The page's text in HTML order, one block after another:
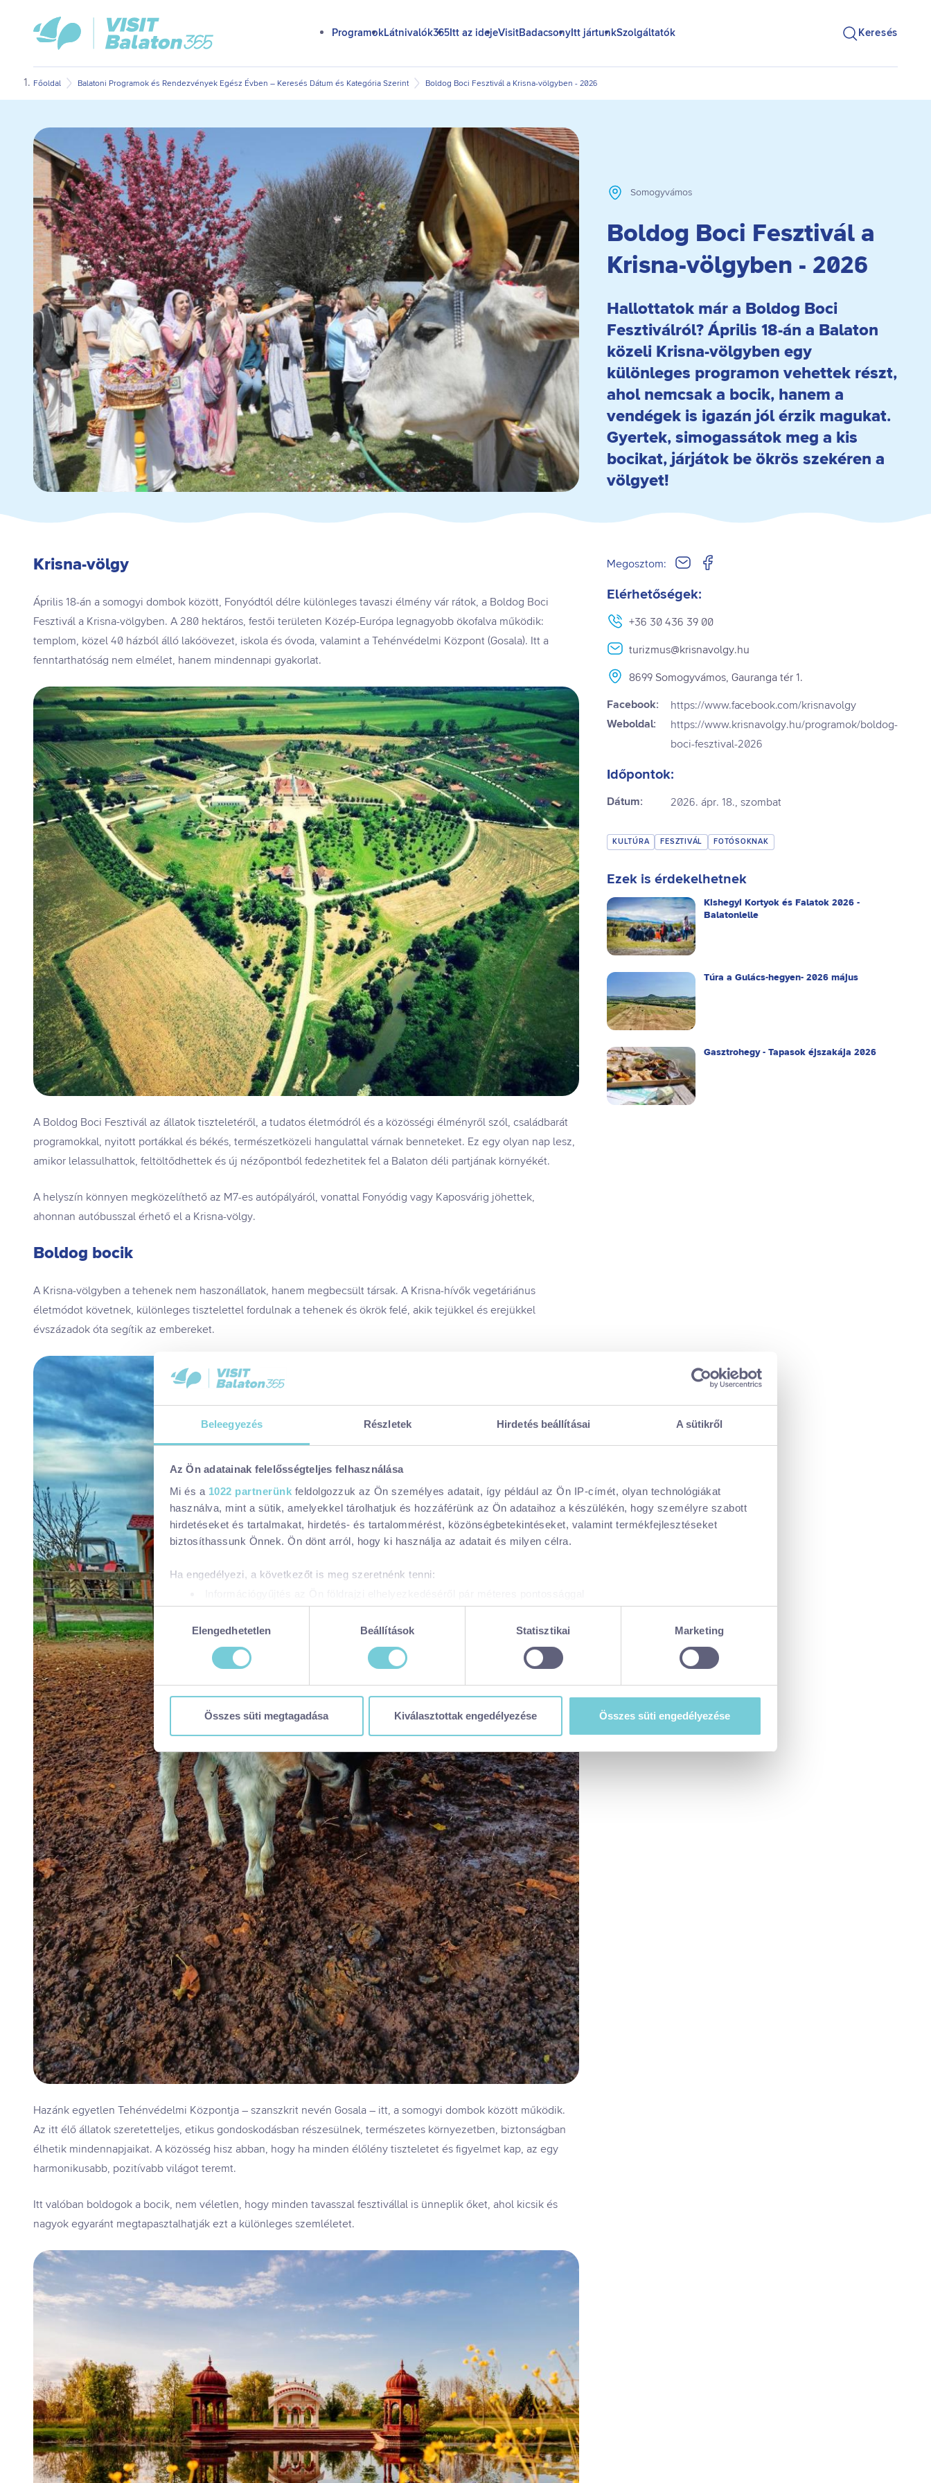
Beleegyezés Részletek Hirdetés beállításai A sütikről
Az Ön adatainak felelősségteljes felhasználása
Mi és a 1022 partnerünk feldolgozzuk az Ön személyes adatait, így például az Ön IP-címét, olyan technológiákat
használva, mint a sütik, amelyekkel tárolhatjuk és hozzáférünk az Ön adataihoz a készülékén, hogy személyre szabott
hirdetéseket és tartalmakat, hirdetés- és tartalommérést, közönségbetekintéseket, valamint termékfejlesztéseket
biztosíthassunk Önnek. Ön dönt arról, hogy ki használja az adatait és milyen célra.
Ha engedélyezi, a következőt is meg szeretnénk tenni:
Az Ön készülékén beazonosítása annak konkrét tulajdonságainak (ujjlenyomat) aktív ellenőrzésével
Tudjon meg többet személyes adatainak feldolgozási módjairól és adja meg preferenciáit a
Részletek pontban. Bármikor
módosíthatja vagy visszavonhatja a Sütinyilatkozathoz való hozzájárulását.
biztonságos böngészés mellett a legjobb felhasználói élményt nyújtsa. Ha bővebb információkat szeretne e sütik
használatáról és arról, hogyan módosíthatja a beállításokat, kattintson ide a részeletes süti
Kiválasztottak engedélyezése
Összes süti engedélyezése
Összes süti visszautasítása
Ön a hozzájárulását bármikor visszavonhatja a weboldal ezen sütikezelési felületén keresztül. A hozzájárulás
visszavonása nem érinti a hozzájáruláson alapuló, a visszavonás előtti adatkezelés jogszerűségét.
kiválasztásaElengedhetetlen Beállítások Statisztikai Marketing
Összes süti megtagadása Kiválasztottak engedélyezése Összes süti engedélyezése
tartalomra
VisitBalaton365
kezdőlap
ProgramokLátnivalók365Itt az idejeVisitBadacsonyItt jártunkSzolgáltatók Keresés
Főoldal Balatoni Programok és Rendezvények Egész Évben – Keresés Dátum és Kategória Szerint Boldog Boci Fesztivál a Krisna-völgyben - 2026
Somogyvámos
Boldog Boci Fesztivál a
Krisna-völgyben - 2026
Hallottatok már a Boldog Boci
Fesztiválról? Április 18-án a Balaton
közeli Krisna-völgyben egy
különleges programon vehettek részt,
ahol nemcsak a bocik, hanem a
vendégek is igazán jól érzik magukat.
Gyertek, simogassátok meg a kis
bocikat, járjátok be ökrös szekéren a
völgyet!
Krisna-völgy
Április 18-án a somogyi dombok között, Fonyódtól délre különleges tavaszi élmény vár rátok, a Boldog Boci
Fesztivál a Krisna-völgyben. A 280 hektáros, festői területen Közép-Európa legnagyobb ökofalva működik:
templom, közel 40 házból álló lakóövezet, iskola és óvoda, valamint a Tehénvédelmi Központ (Gosala). Itt a
fenntarthatóság nem elmélet, hanem mindennapi gyakorlat.
A Boldog Boci Fesztivál az állatok tiszteletéről, a tudatos életmódról és a közösségi élményről szól, családbarát
programokkal, nyitott portákkal és békés, természetközeli hangulattal várnak benneteket. Ez egy olyan nap lesz,
amikor lelassulhattok, feltöltődhettek és új nézőpontból fedezhetitek fel a Balaton déli partjának környékét.
A helyszín könnyen megközelíthető az M7-es autópályáról, vonattal Fonyódig vagy Kaposvárig jöhettek,
ahonnan autóbusszal érhető el a Krisna-völgy.
Boldog bocik
A Krisna-völgyben a tehenek nem haszonállatok, hanem megbecsült társak. A Krisna-hívők vegetáriánus
életmódot követnek, különleges tisztelettel fordulnak a tehenek és ökrök felé, akik tejükkel és erejükkel
évszázadok óta segítik az embereket.
Hazánk egyetlen Tehénvédelmi Központja – szanszkrit nevén Gosala – itt, a somogyi dombok között működik.
Az itt élő állatok szeretetteljes, etikus gondoskodásban részesülnek, természetes környezetben, biztonságban
élhetik mindennapjaikat. A közösség hisz abban, hogy ha minden élőlény tiszteletet és figyelmet kap, az egy
harmonikusabb, pozitívabb világot teremt.
Itt valóban boldogok a bocik, nem véletlen, hogy minden tavasszal fesztivállal is ünneplik őket, ahol kicsik és
nagyok egyaránt megtapasztalhatják ezt a különleges szemléletet.
Megosztom:
Elérhetőségek:
+36 30 436 39 00
turizmus@krisnavolgy.hu
8699 Somogyvámos, Gauranga tér 1.
Facebook: https://www.facebook.com/krisnavolgy
Weboldal:
https://www.krisnavolgy.hu/programok/boldog-
boci-fesztival-2026
Időpontok:
Dátum: 2026. ápr. 18., szombat
KULTÚRA FESZTIVÁL FOTÓSOKNAK
Ezek is érdekelhetnek
Kishegyi Kortyok és Falatok 2026 -
Balatonlelle
Túra a Gulács-hegyen- 2026 május
Gasztrohegy - Tapasok éjszakája 2026